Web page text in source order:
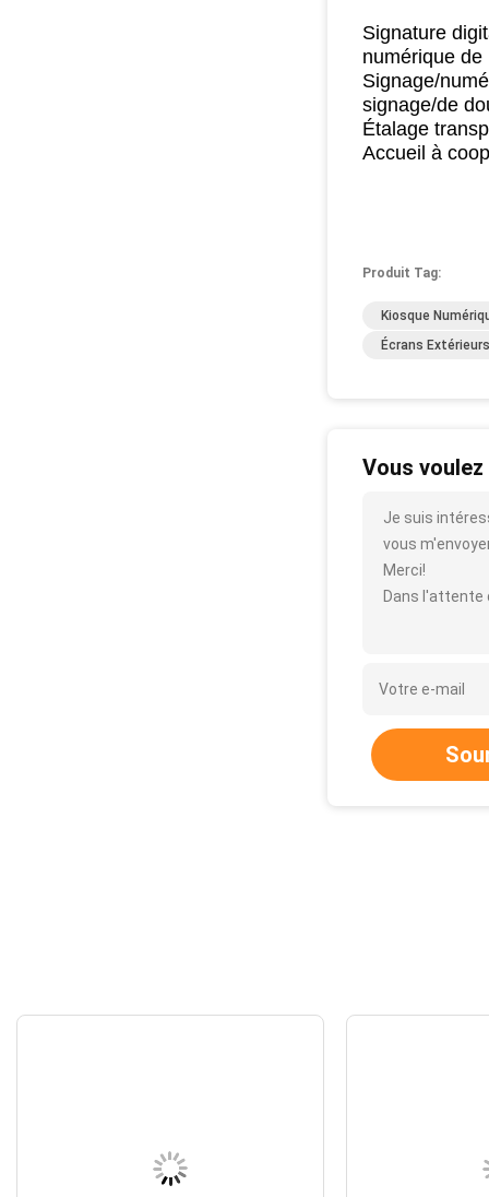
Signature
numérique de
Signage/
signage/de
Étalage
Accueil à
Produit Tag:
Kiosque
Écrans
Vous
Je suis
vous
Merci!
Dans l'attente